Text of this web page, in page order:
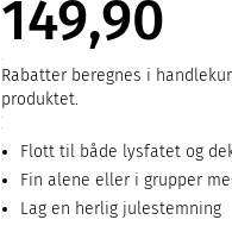
149,90
Rabatter beregnes i
produktet.
Flott til både lysfatet og
Fin alene eller i grupper
Lag en herlig julestemning